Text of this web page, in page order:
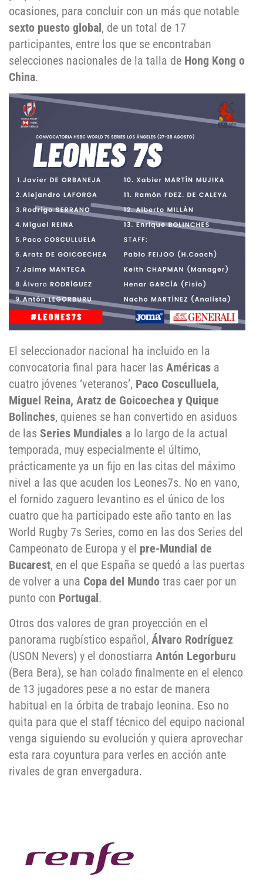
ocasiones, para concluir con un más que notable
sexto puesto global, de un total de 17
participantes, entre los que se encontraban
selecciones nacionales de la talla de Hong Kong o
China.
El seleccionador nacional ha incluido en la
convocatoria final para hacer las Américas a
cuatro jóvenes ‘veteranos’, Paco Cosculluela,
Miguel Reina, Aratz de Goicoechea y Quique
Bolinches, quienes se han convertido en asiduos
de las Series Mundiales a lo largo de la actual
temporada, muy especialmente el último,
prácticamente ya un fijo en las citas del máximo
nivel a las que acuden los Leones7s. No en vano,
el fornido zaguero levantino es el único de los
cuatro que ha participado este año tanto en las
World Rugby 7s Series, como en las dos Series del
Campeonato de Europa y el pre-Mundial de
Bucarest, en el que España se quedó a las puertas
de volver a una Copa del Mundo tras caer por un
punto con Portugal .
Otros dos valores de gran proyección en el
panorama rugbístico español, Álvaro Rodríguez
(USON Nevers) y el donostiarra Antón Legorburu
(Bera Bera), se han colado finalmente en el elenco
de 13 jugadores pese a no estar de manera
habitual en la órbita de trabajo leonina. Eso no
quita para que el staff técnico del equipo nacional
venga siguiendo su evolución y quiera aprovechar
esta rara coyuntura para verles en acción ante
rivales de gran envergadura.